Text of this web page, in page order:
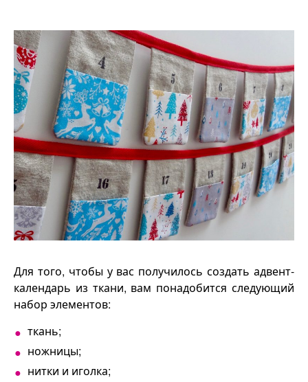
Для того, чтобы у вас получилось создать адвент-
календарь из ткани, вам понадобится следующий
набор элементов:
ткань;
ножницы;
нитки и иголка;